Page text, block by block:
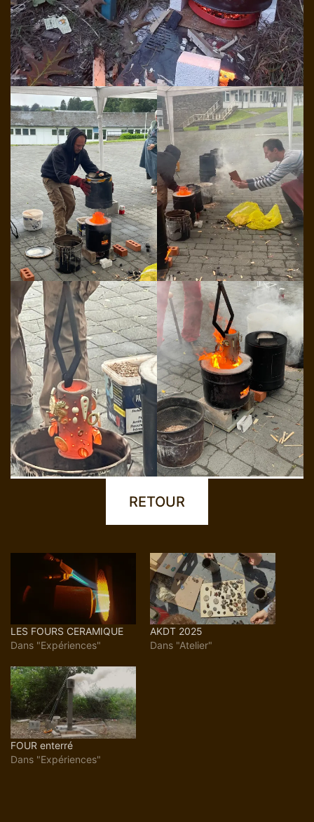
RETOUR
LES FOURS CERAMIQUE
Dans "Expériences"
AKDT 2025
Dans "Atelier"
FOUR enterré
Dans "Expériences"